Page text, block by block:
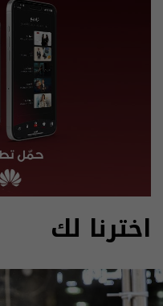
اخترنا لك